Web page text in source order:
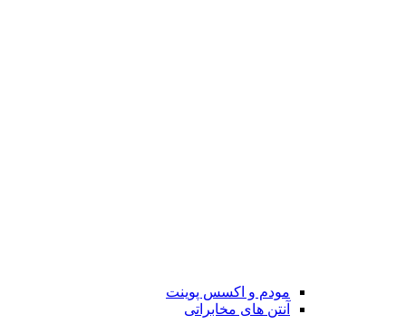
مودم و اکسس پوینت
آنتن های مخابراتی